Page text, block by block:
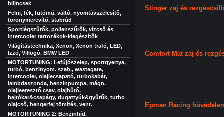
bilincsek
Felni, fék, futómű, váltó, nyomtávszélesítő,
toronymerevítő, stabrúd
Sportlégszűrők, pollenszűrők, vízcső és
intercooler tartozékok-kiegészítők
Világítástechnika, Xenon, Xenon trafó, LED,
Izzó, Villogó, BMW LED
MOTORTUNING: Lefújószelep, sportgyertya,
turbó, benzinyom. szab., wastegate,
intercooler, olajlecsapató, turbokabát,
lambdaszonda, benzinpumpa, mágn.
olajleeresztő csav, olajhűtő,
hajtókar&csapágy, dugattyúk&gyűrűk, turbo
olajcső, hengerfej tömítés, vent.
MOTORTUNING 2: Benzinhíd,
Stinger zaj és
Comfort Mat zaj és
Epman Racing